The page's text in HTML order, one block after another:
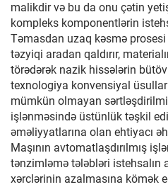
malikdir və bu da onu çətin
kompleks komponentlərin
Təmasdan uzaq kəsmə
təzyiqi aradan qaldırır,
törədərək nazik hissələrin
texnologiya konvensiyal
mümkün olmayan
işlənməsində üstünlük təşkil
əməliyyatlarına olan ehtiyacı
Maşının avtomatlaşdırılmış
tənzimləmə tələbləri istehsalın
xərclərinin azalmasına kömək